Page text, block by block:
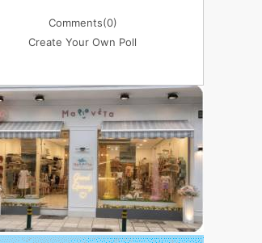
Comments(0)
Create Your Own Poll